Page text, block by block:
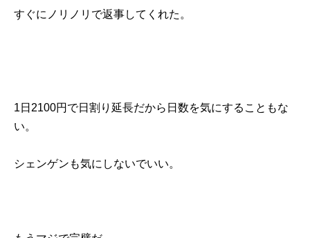
すぐにノリノリで返事してくれた。
1日2100円で日割り延長だから日数を気にすることもな
い。
シェンゲンも気にしないでいい。